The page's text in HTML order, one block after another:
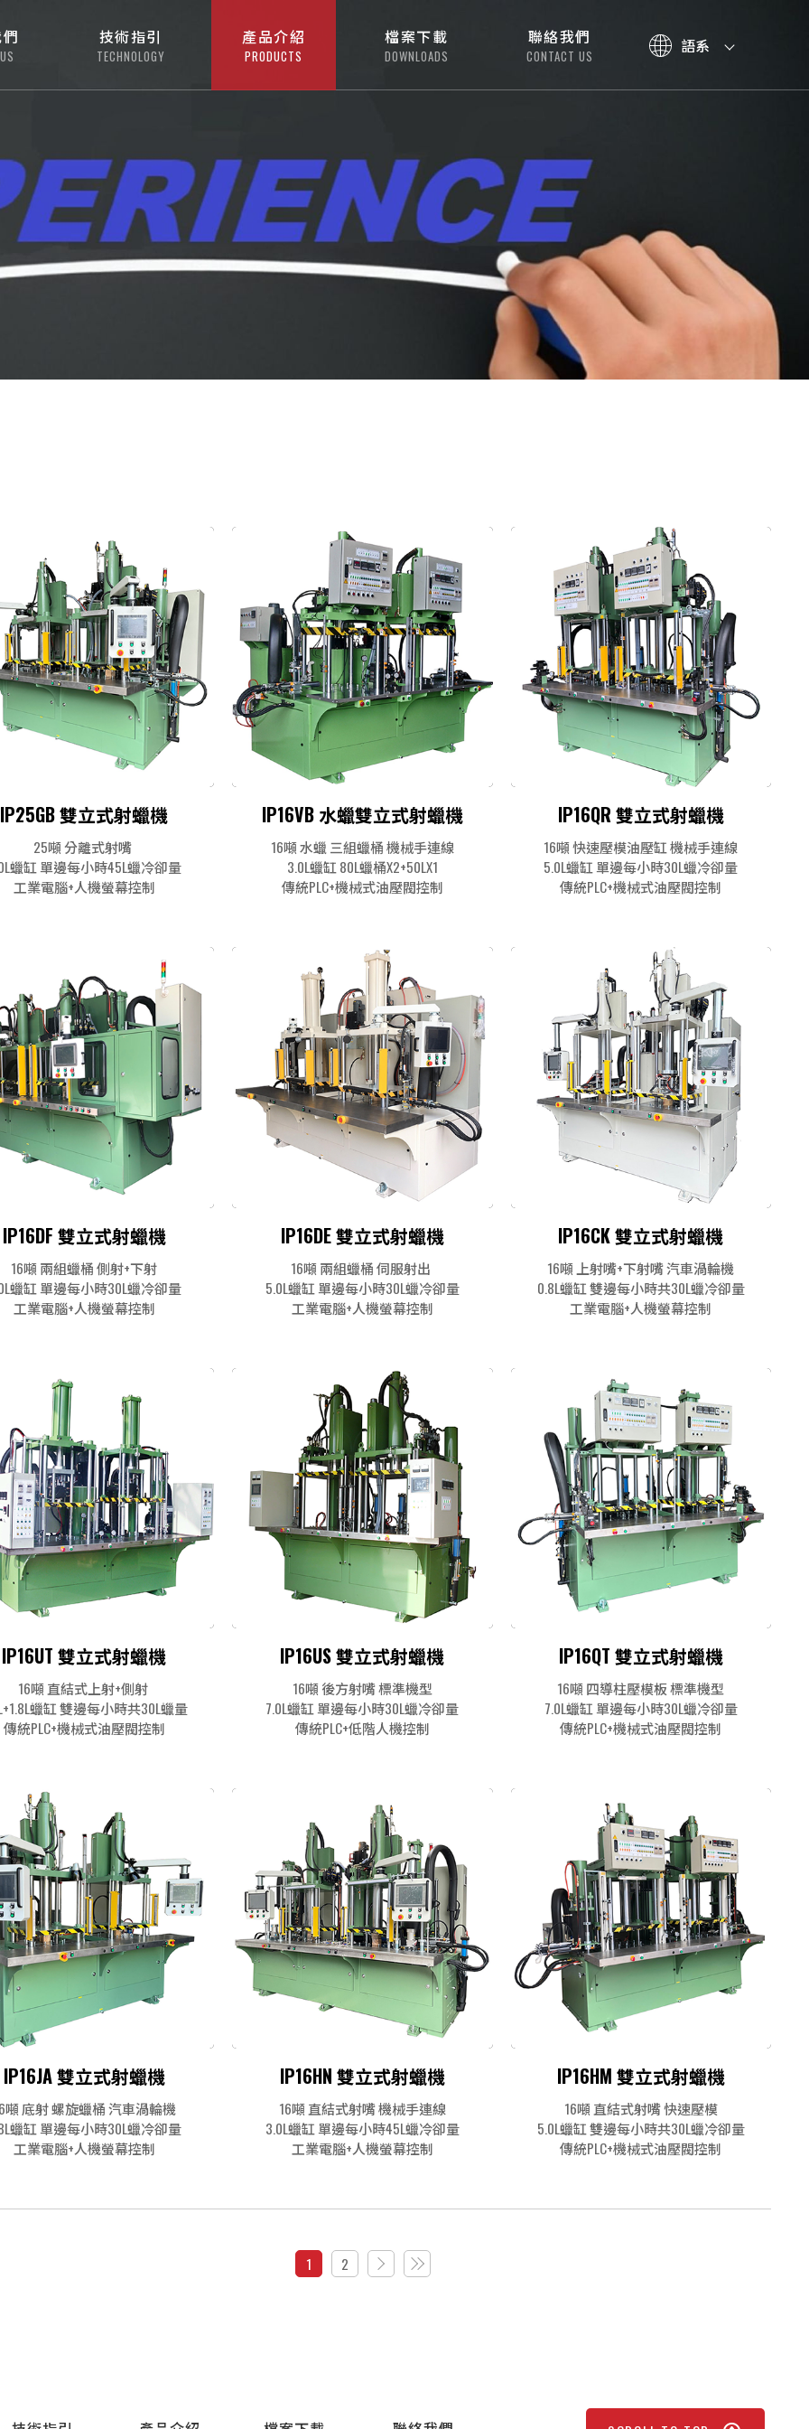
技術指引
TECHNOLOGY
產品介紹
PRODUCTS
檔案下載
DOWNLOADS
聯絡我們
CONTACT US 語系
IP25GB 雙立式射蠟機
25噸 分離式射嘴
蠟缸 單邊每小時45L蠟冷卻量
工業電腦+人機螢幕控制
IP16VB 水蠟雙立式射蠟機
16噸 水蠟 三組蠟桶 機械手連線
3.0L蠟缸 80L蠟桶X2+50LX1
傳統PLC+機械式油壓閥控制
IP16QR 雙立式射蠟機
16噸 快速壓模油壓缸 機械手連線
5.0L蠟缸 單邊每小時30L蠟冷卻量
傳統PLC+機械式油壓閥控制
IP16DF 雙立式射蠟機
16噸 兩組蠟桶 側射+下射
蠟缸 單邊每小時30L蠟冷卻量
工業電腦+人機螢幕控制
IP16DE 雙立式射蠟機
16噸 兩組蠟桶 伺服射出
5.0L蠟缸 單邊每小時30L蠟冷卻量
工業電腦+人機螢幕控制
IP16CK 雙立式射蠟機
16噸 上射嘴+下射嘴 汽車渦輪機
0.8L蠟缸 雙邊每小時共30L蠟冷卻量
工業電腦+人機螢幕控制
IP16UT 雙立式射蠟機
16噸 直結式上射+側射
蠟缸 雙邊每小時共30L蠟量
傳統PLC+機械式油壓閥控制
IP16US 雙立式射蠟機
16噸 後方射嘴 標準機型
7.0L蠟缸 單邊每小時30L蠟冷卻量
傳統PLC+低階人機控制
IP16QT 雙立式射蠟機
16噸 四導柱壓模板 標準機型
7.0L蠟缸 單邊每小時30L蠟冷卻量
傳統PLC+機械式油壓閥控制
IP16JA 雙立式射蠟機
噸 底射 螺旋蠟桶 汽車渦輪機
蠟缸 單邊每小時30L蠟冷卻量
工業電腦+人機螢幕控制
IP16HN 雙立式射蠟機
16噸 直結式射嘴 機械手連線
3.0L蠟缸 單邊每小時45L蠟冷卻量
工業電腦+人機螢幕控制
IP16HM 雙立式射蠟機
16噸 直結式射嘴 快速壓模
5.0L蠟缸 雙邊每小時共30L蠟冷卻量
傳統PLC+機械式油壓閥控制
1 2